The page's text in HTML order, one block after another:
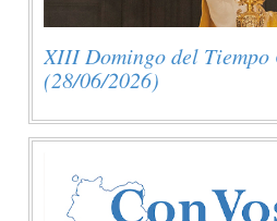
XIII Domingo del
(28/06/2026)